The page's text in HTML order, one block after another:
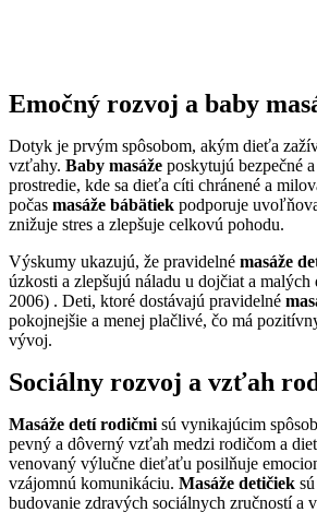
Emočný rozvoj a baby
Dotyk je prvým spôsobom, akým dieťa
vzťahy. Baby masáže poskytujú bezpečné
prostredie, kde sa dieťa cíti chránené a
počas masáže bábätiek podporuje
znižuje stres a zlepšuje celkovú pohodu.
Výskumy ukazujú, že pravidelné masáže
úzkosti a zlepšujú náladu u dojčiat a
2006) . Deti, ktoré dostávajú pravidelné
pokojnejšie a menej plačlivé, čo má
vývoj.
Sociálny rozvoj a vzťah
Masáže detí rodičmi sú vynikajúcim
pevný a dôverný vzťah medzi rodičom a
venovaný výlučne dieťaťu posilňuje
vzájomnú komunikáciu. Masáže detičiek
budovanie zdravých sociálnych zručností a